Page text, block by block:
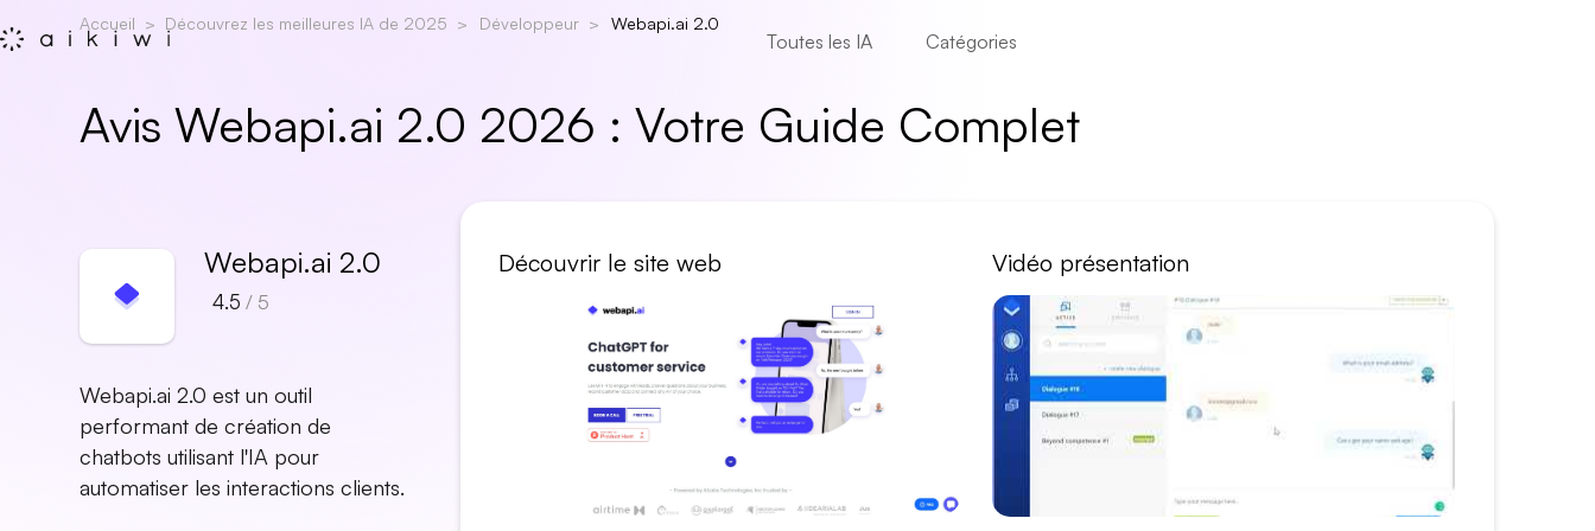
Toutes les IA Catégories
Accueil Découvrez les meilleures IA de 2025 Développeur Webapi.ai 2.0
Avis Webapi.ai 2.0 2026 : Votre Guide Complet
Webapi.ai 2.0
4.5 / 5
Webapi.ai 2.0 est un outil
performant de création de
chatbots utilisant l'IA pour
automatiser les interactions clients.
Découvrir le site web Vidéo présentation